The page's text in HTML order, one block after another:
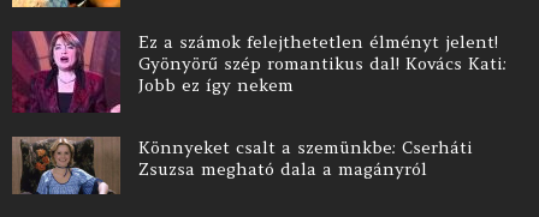
Ez a számok felejthetetlen élményt jelent!
Gyönyörű szép romantikus dal! Kovács Kati:
Jobb ez így nekem
Könnyeket csalt a szemünkbe: Cserháti
Zsuzsa megható dala a magányról